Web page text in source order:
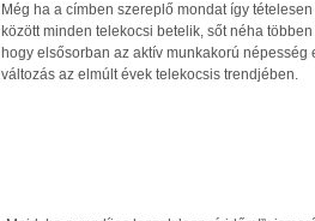
Még ha a címben szereplő mondat így
között minden telekocsi betelik, sőt néha
hogy elsősorban az aktív munkakorú
változás az elmúlt évek telekocsis trendjében.